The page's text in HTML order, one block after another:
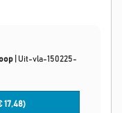
Uit-vla-150225-
17,48)